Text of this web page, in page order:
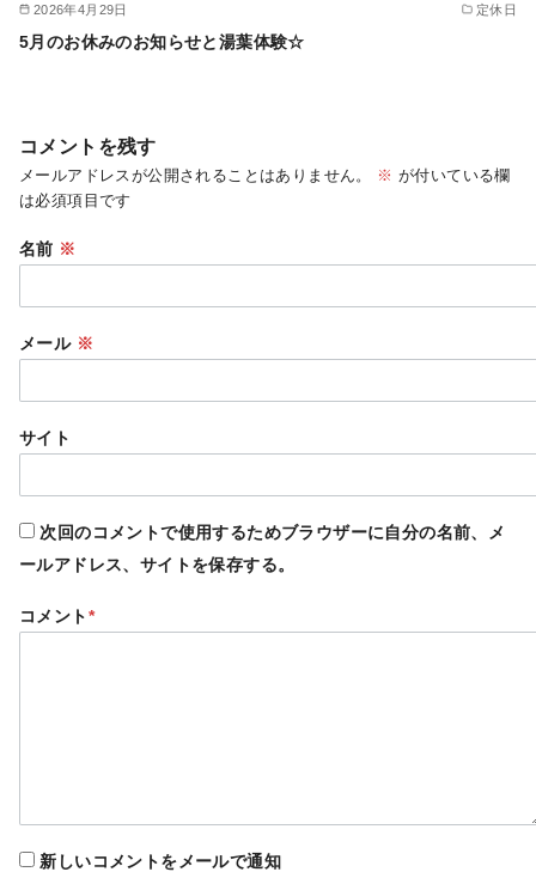
2026年4月29日 定休日
5月のお休みのお知らせと湯葉体験☆
コメントを残す
メールアドレスが公開されることはありません。 ※ が付いている欄
は必須項目です
名前 ※
メール ※
サイト
次回のコメントで使用するためブラウザーに自分の名前、メ
ールアドレス、サイトを保存する。
コメント*
新しいコメントをメールで通知